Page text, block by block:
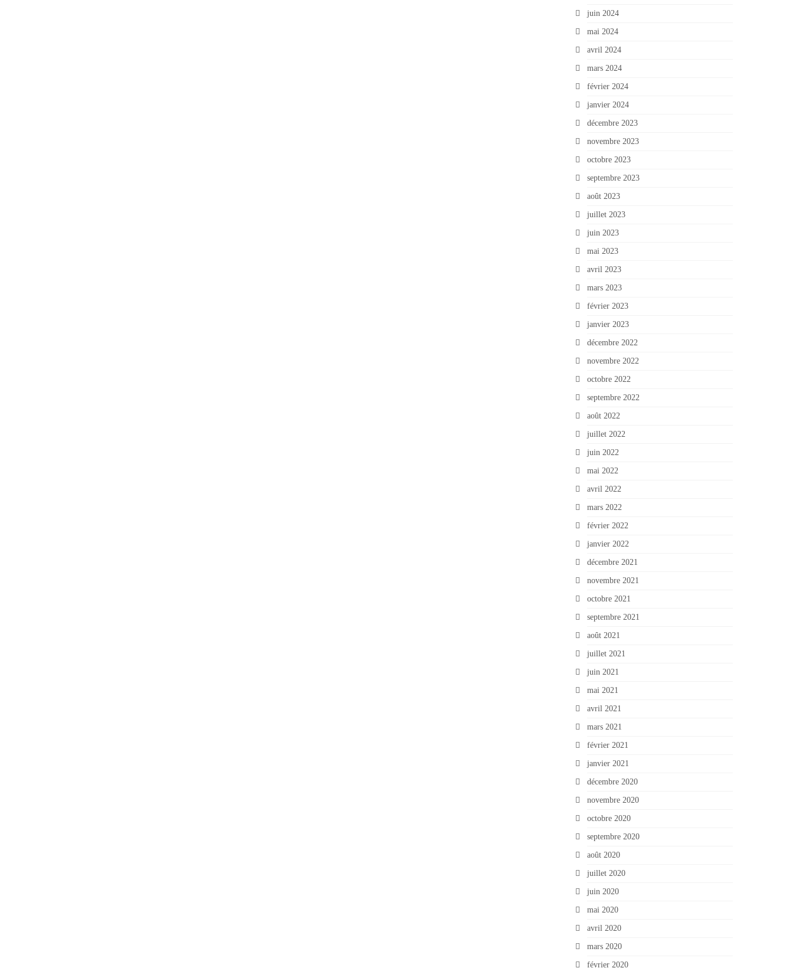
juin 2024
mai 2024
avril 2024
mars 2024
février 2024
janvier 2024
décembre 2023
novembre 2023
octobre 2023
septembre 2023
août 2023
juillet 2023
juin 2023
mai 2023
avril 2023
mars 2023
février 2023
janvier 2023
décembre 2022
novembre 2022
octobre 2022
septembre 2022
août 2022
juillet 2022
juin 2022
mai 2022
avril 2022
mars 2022
février 2022
janvier 2022
décembre 2021
novembre 2021
octobre 2021
septembre 2021
août 2021
juillet 2021
juin 2021
mai 2021
avril 2021
mars 2021
février 2021
janvier 2021
décembre 2020
novembre 2020
octobre 2020
septembre 2020
août 2020
juillet 2020
juin 2020
mai 2020
avril 2020
mars 2020
février 2020